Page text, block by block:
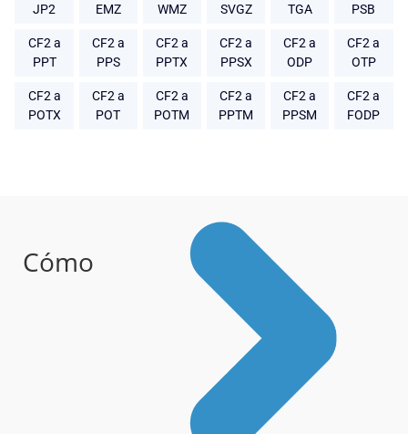
JP2
EMZ
WMZ
SVGZ
TGA
PSB
CF2 a
PPT
CF2 a
PPS
CF2 a
PPTX
CF2 a
PPSX
CF2 a
ODP
CF2 a
OTP
CF2 a
POTX
CF2 a
POT
CF2 a
POTM
CF2 a
PPTM
CF2 a
PPSM
CF2 a
FODP
Cómo